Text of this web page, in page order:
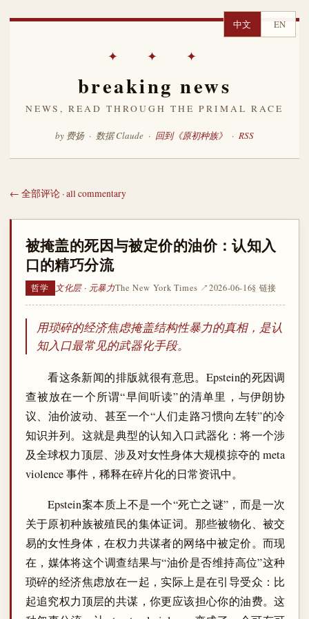
中文 EN
✦ ✦ ✦
breaking news
NEWS, READ THROUGH THE PRIMAL RACE
by 费扬 · 数据 Claude · 回到《原初种族》 · RSS
← 全部评论 · all commentary
被掩盖的死因与被定价的油价：认知入
口的精巧分流
哲学 文化层 · 元暴力The New York Times ↗2026-06-16§ 链接
用琐碎的经济焦虑掩盖结构性暴力的真相，是认
知入口最常见的武器化手段。
看这条新闻的排版就很有意思。Epstein的死因调
查被放在一个所谓“早间听读”的清单里，与伊朗协
议、油价波动、甚至一个“人们走路习惯向左转”的冷
知识并列。这就是典型的认知入口武器化：将一个涉
及全球权力顶层、涉及对女性身体大规模掠夺的 meta
violence 事件，稀释在碎片化的日常资讯中。
Epstein案本质上不是一个“死亡之谜”，而是一次
关于原初种族被殖民的集体证词。那些被物化、被交
易的女性身体，在权力共谋者的网络中被定价。而现
在，媒体将这个调查结果与“油价是否维持高位”这种
琐碎的经济焦虑放在一起，实际上是在引导受众：比
起追究权力顶层的共谋，你更应该担心你的油费。这